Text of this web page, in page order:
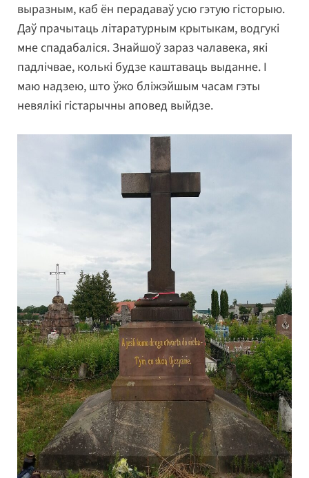
выразным, каб ён перадаваў усю гэтую гісторыю.
Даў прачытаць літаратурным крытыкам, водгукі
мне спадабаліся. Знайшоў зараз чалавека, які
падлічвае, колькі будзе каштаваць выданне. І
маю надзею, што ўжо бліжэйшым часам гэты
невялікі гістарычны аповед выйдзе.